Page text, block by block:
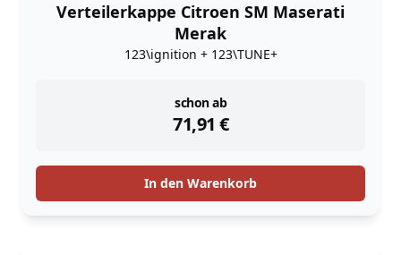
Verteilerkappe Citroen SM Maserati
Merak
123\ignition + 123\TUNE+
schon ab
71,91 €
instock
In den Warenkorb